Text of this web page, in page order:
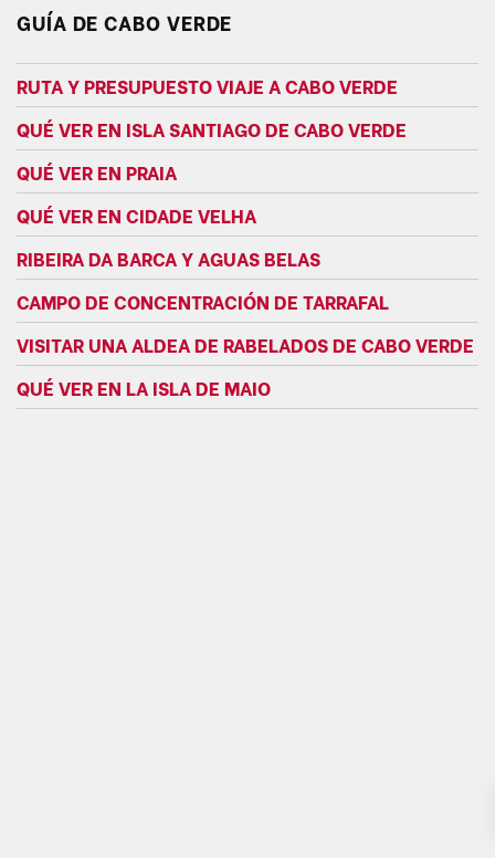
GUÍA DE CABO VERDE
RUTA Y PRESUPUESTO VIAJE A CABO VERDE
QUÉ VER EN ISLA SANTIAGO DE CABO VERDE
QUÉ VER EN PRAIA
QUÉ VER EN CIDADE VELHA
RIBEIRA DA BARCA Y AGUAS BELAS
CAMPO DE CONCENTRACIÓN DE TARRAFAL
VISITAR UNA ALDEA DE RABELADOS DE CABO VERDE
QUÉ VER EN LA ISLA DE MAIO